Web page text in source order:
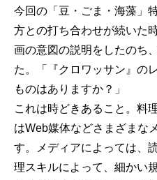
今回の「豆・ごま・海藻」
方との打ち合わせが続いた
画の意図の説明をしたのち
た。「『クロワッサン』の
ものはありますか？」
これは時どきあること。料
はWeb媒体などさまざまな
す。メディアによっては、
理スキルによって、細かい